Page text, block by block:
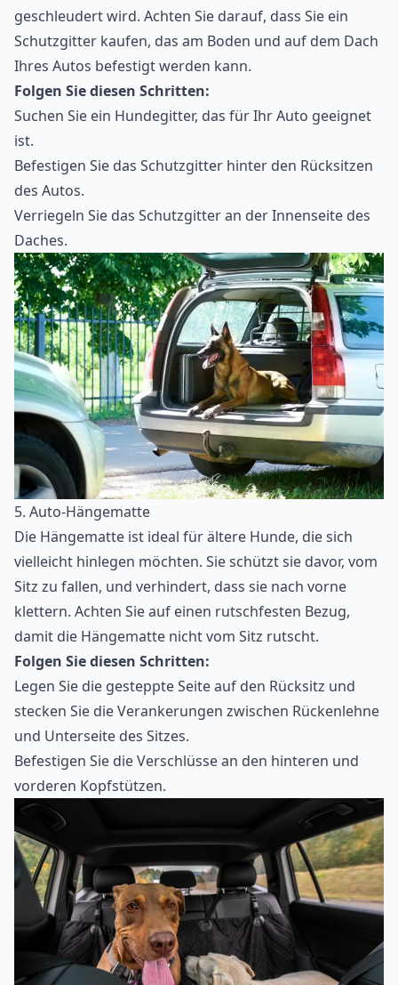
geschleudert wird. Achten Sie darauf, dass Sie ein
Schutzgitter kaufen, das am Boden und auf dem Dach
Ihres Autos befestigt werden kann.
Folgen Sie diesen Schritten:
Suchen Sie ein Hundegitter, das für Ihr Auto geeignet
ist.
Befestigen Sie das Schutzgitter hinter den Rücksitzen
des Autos.
Verriegeln Sie das Schutzgitter an der Innenseite des
Daches.
5. Auto-Hängematte
Die Hängematte ist ideal für ältere Hunde, die sich
vielleicht hinlegen möchten. Sie schützt sie davor, vom
Sitz zu fallen, und verhindert, dass sie nach vorne
klettern. Achten Sie auf einen rutschfesten Bezug,
damit die Hängematte nicht vom Sitz rutscht.
Folgen Sie diesen Schritten:
Legen Sie die gesteppte Seite auf den Rücksitz und
stecken Sie die Verankerungen zwischen Rückenlehne
und Unterseite des Sitzes.
Befestigen Sie die Verschlüsse an den hinteren und
vorderen Kopfstützen.